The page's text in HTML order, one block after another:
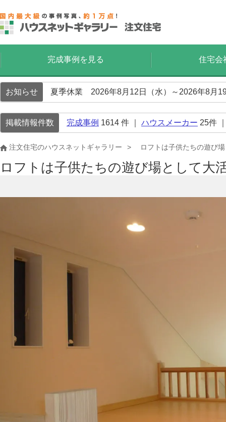
完成事例を見る 住宅会
お知らせ 夏季休業 2026年8月12日（水）～2026年8月
掲載情報件数 完成事例 1614 件 ｜ ハウスメーカー 25件
注文住宅のハウスネットギャラリー ロフトは子供たちの遊び
ロフトは子供たちの遊び場として大